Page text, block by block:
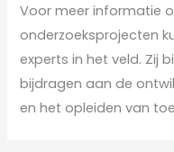
Voor meer informatie
onderzoeksprojecten
experts in het veld. Zij
bijdragen aan de
en het opleiden van